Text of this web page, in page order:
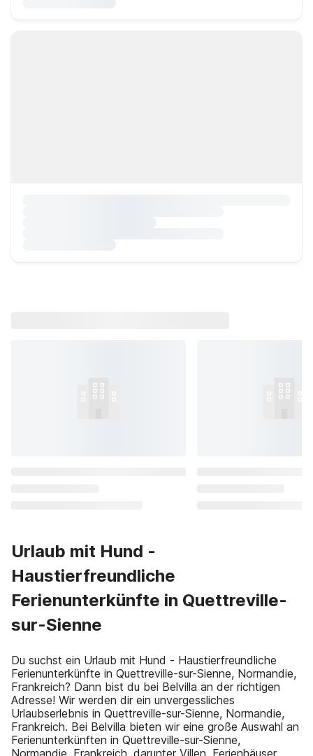
Urlaub mit Hund -
Haustierfreundliche
Ferienunterkünfte in Quettreville-
sur-Sienne
Du suchst ein Urlaub mit Hund - Haustierfreundliche
Ferienunterkünfte in Quettreville-sur-Sienne, Normandie,
Frankreich? Dann bist du bei Belvilla an der richtigen
Adresse! Wir werden dir ein unvergessliches
Urlaubserlebnis in Quettreville-sur-Sienne, Normandie,
Frankreich. Bei Belvilla bieten wir eine große Auswahl an
Ferienunterkünften in Quettreville-sur-Sienne,
Normandie, Frankreich, darunter Villen, Ferienhäuser,